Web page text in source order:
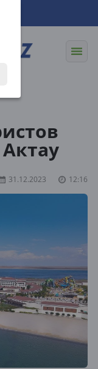
31.12.2023 12:16